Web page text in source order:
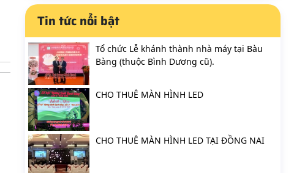
Tin tức nổi bật
Tổ chức Lễ khánh thành nhà máy tại Bàu
Bàng (thuộc Bình Dương cũ).
CHO THUÊ MÀN HÌNH LED
CHO THUÊ MÀN HÌNH LED TẠI ĐỒNG NAI